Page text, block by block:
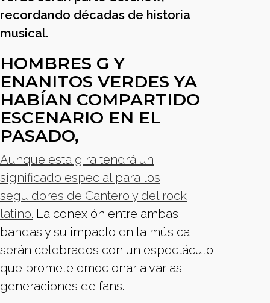
recordando décadas de historia
musical.
HOMBRES G Y
ENANITOS VERDES YA
HABÍAN COMPARTIDO
ESCENARIO EN EL
PASADO,
Aunque esta gira tendrá un
significado especial para los
seguidores de Cantero y del rock
latino. La conexión entre ambas
bandas y su impacto en la música
serán celebrados con un espectáculo
que promete emocionar a varias
generaciones de fans.